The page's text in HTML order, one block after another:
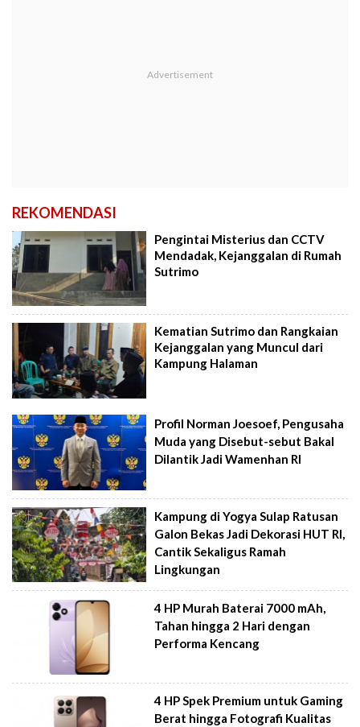
REKOMENDASI
Pengintai Misterius dan CCTV
Mendadak, Kejanggalan di Rumah
Sutrimo
Kematian Sutrimo dan Rangkaian
Kejanggalan yang Muncul dari
Kampung Halaman
Profil Norman Joesoef, Pengusaha
Muda yang Disebut-sebut Bakal
Dilantik Jadi Wamenhan RI
Kampung di Yogya Sulap Ratusan
Galon Bekas Jadi Dekorasi HUT RI,
Cantik Sekaligus Ramah
Lingkungan
4 HP Murah Baterai 7000 mAh,
Tahan hingga 2 Hari dengan
Performa Kencang
4 HP Spek Premium untuk Gaming
Berat hingga Fotografi Kualitas